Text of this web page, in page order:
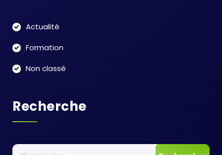
Actualité
Formation
Non classé
Recherche
Rechercher :